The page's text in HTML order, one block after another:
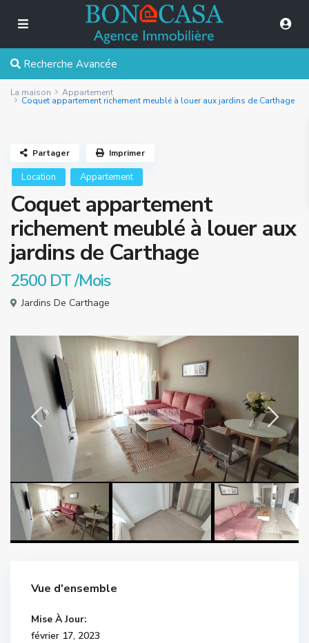
Recherche Avancée
La maison Appartement
Coquet appartement richement meublé à louer aux jardins de Carthage
Location Appartement
Coquet appartement
richement meublé à louer aux
jardins de Carthage
2500 DT/Mois
Jardins De Carthage
Partager Imprimer
Vue d'ensemble
Mise À Jour:
février 17, 2023